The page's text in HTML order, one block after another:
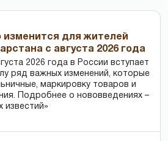
изменится для жителей
с августа 2026 года
2026 года в России вступает
ряд важных изменений, которые
маркировку товаров и
Подробнее о нововведениях –
известий»